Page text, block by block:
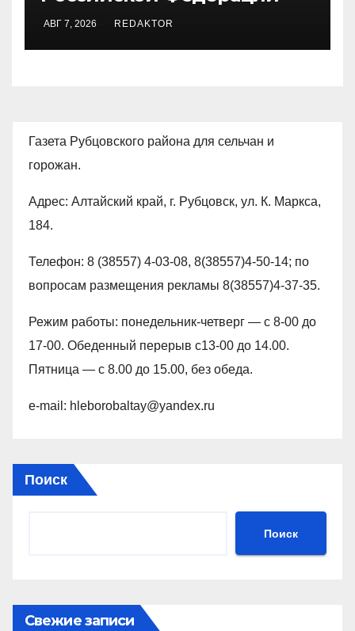
АВГ 7, 2026 REDAKTOR
Газета Рубцовского района для сельчан и
горожан.
Адрес: Алтайский край, г. Рубцовск, ул. К. Маркса,
184.
Телефон: 8 (38557) 4-03-08, 8(38557)4-50-14; по
вопросам размещения рекламы 8(38557)4-37-35.
Режим работы: понедельник-четверг — с 8-00 до
17-00. Обеденный перерыв с13-00 до 14.00.
Пятница — с 8.00 до 15.00, без обеда.
e-mail: hleborobaltay@yandex.ru
Поиск
Поиск
Свежие записи